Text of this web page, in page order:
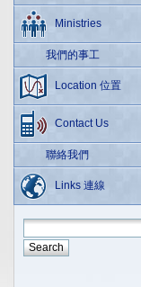
Ministries
我們的事工
Location 位置
Contact Us
聯絡我們
Links 連線